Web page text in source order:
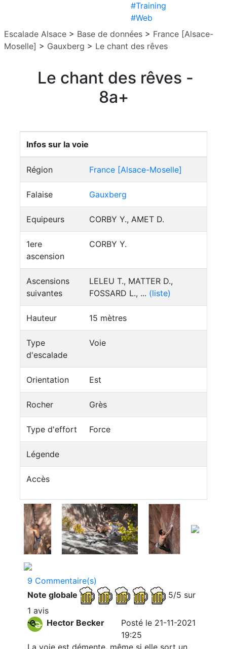
#Training
#Web
Escalade Alsace > Base de données > France [Alsace-
Moselle] > Gauxberg > Le chant des rêves
Le chant des rêves -
8a+
Infos sur la voie
Région France [Alsace-Moselle]
Falaise Gauxberg
Equipeurs CORBY Y., AMET D.
1ere
ascension
CORBY Y.
Ascensions
suivantes
LELEU T., MATTER D.,
FOSSARD L., ... (liste)
Hauteur 15 mètres
Type
d'escalade
Voie
Orientation Est
Rocher Grès
Type d'effort Force
Légende
Accès
9 Commentaire(s)
Note globale
5/5 sur
1 avis
Hector Becker
Posté le 21-11-2021
19:25
La voie est démente, même si elle sort un